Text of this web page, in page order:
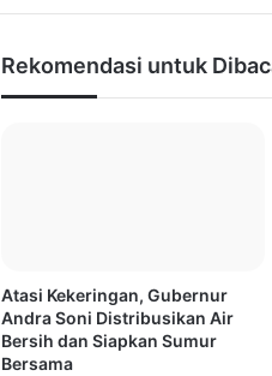
Rekomendasi untuk
Atasi Kekeringan, Gubernur
Andra Soni Distribusikan Air
Bersih dan Siapkan Sumur
Bersama